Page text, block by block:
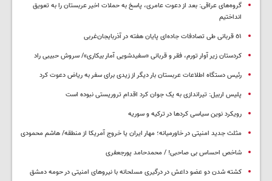
گروه‌های عراقی: بعد از دعوت عامری، پاسخ به حملات اخیر عربستان را به تعویق
انداختیم
٥١ قربانی طی تصادفات جاده‌ای پایان هفته در آذربایجان‌غربی
کردستان زیر آوار تورم، فقر و قربانی «سفیدشویی آمار بیکاری»/ سروش حبیبی راد
رئیس دستگاه اطلاعات عربستان بار دیگر از زیدی برای سفر به ریاض دعوت کرد
پلیس اربیل: تیراندازی به یک جوان کرد اقدام تروریستی نبوده است
رویکرد نوین سیاسی کردها در ترکیه و سوریه
مثلث جدید امنیتی در خاورمیانه؛ مهار ایران یا خروج آمریکا از منطقه/ هاشم محمودی
شاخص احساس بی صاحبی! / محمدحامد پورجعفری
کشته شدن دو عضو داعش در درگیری مسلحانه با نیروهای امنیتی در حومه دمشق